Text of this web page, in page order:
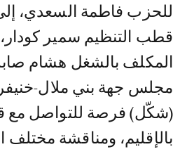
للحزب فاطمة السعدي،
قطب التنظيم سمير كودار،
المكلف بالشغل هشام
مجلس جهة بني ملال-
(شكّل) فرصة للتواصل مع
بالإقليم، ومناقشة مختلف